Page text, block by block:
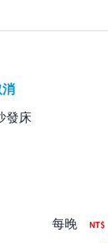
發床
每晚